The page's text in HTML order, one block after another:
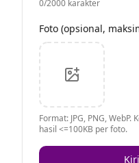
0/2000 karakter
Foto (opsional,
Format: JPG, PNG,
hasil <=100KB per foto.